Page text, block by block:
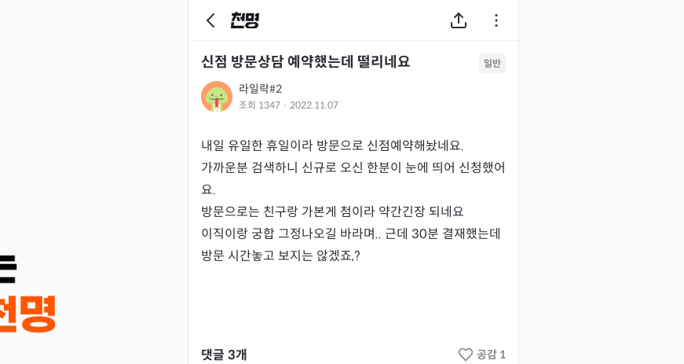
신점 방문상담 예약했는데 떨리네요 일반
라일락#2
조회 1347 · 2022.11.07
내일 유일한 휴일이라 방문으로 신점예약해놨네요.
가까운분 검색하니 신규로 오신 한분이 눈에 띄어 신청했어
요.
방문으로는 친구랑 가본게 첨이라 약간긴장 되네요
이직이랑 궁합 그정나오길 바라며.. 근데 30분 결재했는데
댓글 3개 공감 1